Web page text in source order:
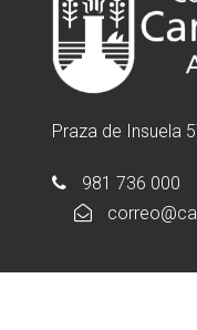
Praza de Insuela
981 736 000